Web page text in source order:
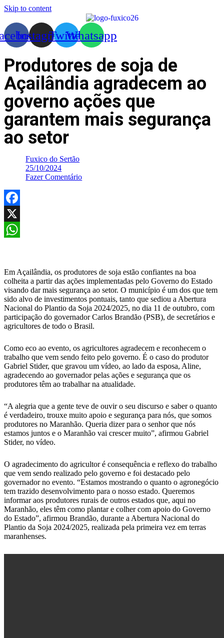
Skip to content
InstagramTwitterWhatsapp
Produtores de soja de
Açailândia agradecem ao
governo ações que
garantem mais segurança
ao setor
Fuxico do Sertão
25/10/2024
Fazer Comentário
Facebook
X
Em Açailândia, os produtores de soja estão confiantes na boa
colheita a partir das ações implementadas pelo Governo do Estado
visando dar mais segurança ao setor. O município é um dos que tem
sido alvo de investimentos pontuais, tanto que sediou a Abertura
Nacional do Plantio da Soja 2024/2025, no dia 11 de outubro, com
participação do governador Carlos Brandão (PSB), de secretários e
agricultores de todo o Brasil.
Como eco ao evento, os agricultores agradecem e reconhecem o
trabalho que vem sendo feito pelo governo. É o caso do produtor
Gabriel Stider, que gravou um vídeo, ao lado da esposa, Aline,
agradecendo ao governador pelas ações e segurança que os
produtores têm ao trabalhar na atualidade.
“A alegria que a gente teve de ouvir o seu discurso e saber o quanto
é verdadeiro, trouxe muito apoio e segurança para nós, que somos
produtores no Maranhão. Queria dizer para o senhor que nós
estamos juntos e o Maranhão vai crescer muito”, afirmou Gabriel
Stider, no vídeo.
O agradecimento do agricultor é consequência e reflexo do trabalho
que vem sendo realizado pelo governo e foi destacado pelo
governador no evento. “Estamos mostrando o quanto o agronegócio
tem trazido desenvolvimento para o nosso estado. Queremos
informar aos produtores rurais de outros estados que, aqui no
Maranhão, eles têm como plantar e colher com apoio do Governo
do Estado”, afirmou Brandão, durante a Abertura Nacional do
Plantio da Soja 2024/2025, realizada pela primeira vez em terras
maranhenses.